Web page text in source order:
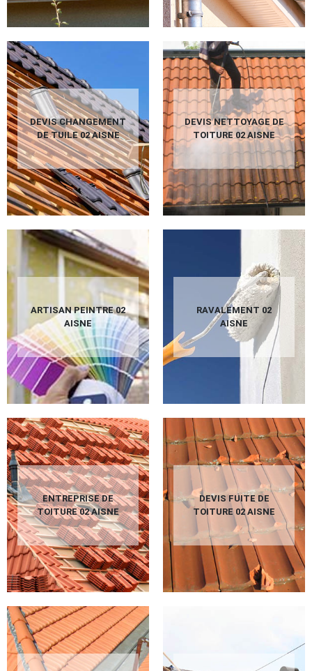
DEVIS CHANGEMENT
DE TUILE 02 AISNE
DEVIS NETTOYAGE DE
TOITURE 02 AISNE
ARTISAN PEINTRE 02
AISNE
RAVALEMENT 02
AISNE
ENTREPRISE DE
TOITURE 02 AISNE
DEVIS FUITE DE
TOITURE 02 AISNE